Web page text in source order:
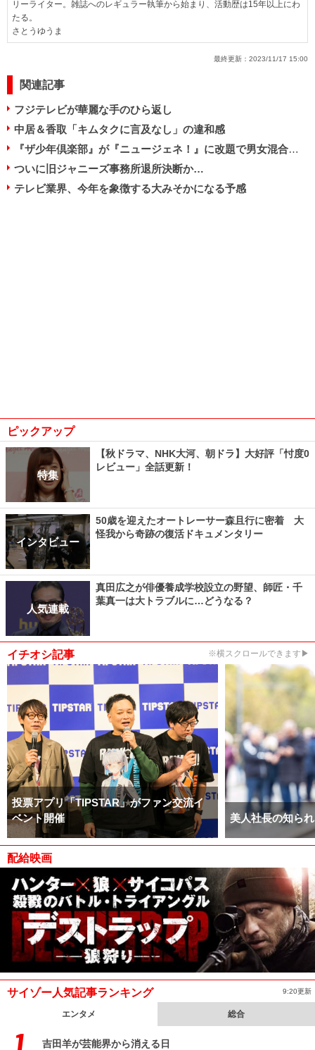
リーライター。雑誌へのレギュラー執筆から始まり、活動歴は15年以上にわ
たる。
さとうゆうま
最終更新： 2023/11/17 15:00
関連記事
フジテレビが華麗な手のひら返し
中居＆香取「キムタクに言及なし」の違和感
『ザ少年倶楽部』が『ニュージェネ！』に改題で男女混合に？
ついに旧ジャニーズ事務所退所決断か…
テレビ業界、今年を象徴する大みそかになる予感
ピックアップ
特集
【秋ドラマ、NHK大河、朝ドラ】大好評「忖度0
レビュー」全話更新！
インタビュー
50歳を迎えたオートレーサー森且行に密着 大
怪我から奇跡の復活ドキュメンタリー
人気連載
真田広之が俳優養成学校設立の野望、師匠・千
葉真一は大トラブルに…どうなる？
イチオシ記事 ※横スクロールできます▶
投票アプリ「TIPSTAR」がファン交流イ
ベント開催
美人社長の知ら
配給映画
サイゾー人気記事ランキング 9:20更新
エンタメ 総合
吉田羊が芸能界から消える日